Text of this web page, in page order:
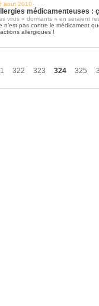
aout 2010
médicamenteuses :
virus « dormants » en seraient
n’est pas contre le médicament
allergiques !
322 323 324 325